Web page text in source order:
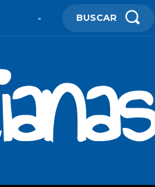
- BUSCAR